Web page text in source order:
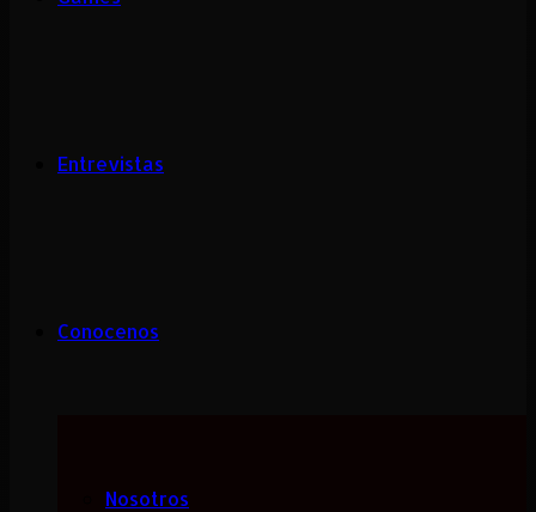
Entrevistas
Conocenos
Nosotros